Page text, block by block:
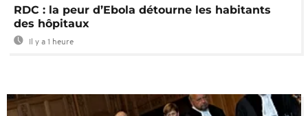
RDC : la peur d’Ebola détourne les habitants
des hôpitaux
Il y a 1 heure